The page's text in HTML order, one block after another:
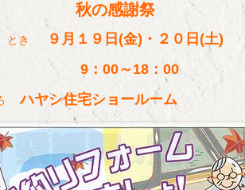
秋の感謝祭
とき
９月１９日(金)・２０日(土)
9：00～18：00
ハヤシ住宅ショールーム